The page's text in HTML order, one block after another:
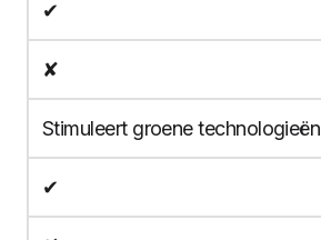
✔
✘
Stimuleert groene technologieën
✔